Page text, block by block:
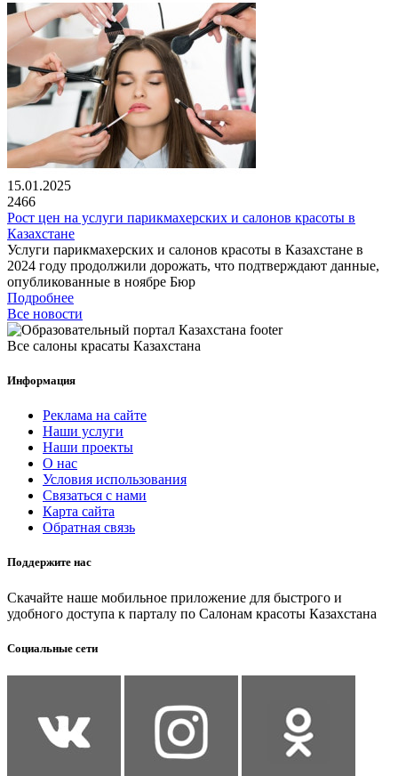
15.01.2025
2466
Рост цен на услуги парикмахерских и салонов красоты в
Казахстане
Услуги парикмахерских и салонов красоты в Казахстане в
2024 году продолжили дорожать, что подтверждают данные,
опубликованные в ноябре Бюр
Подробнее
Все новости
Все салоны красаты Казахстана
Информация
Реклама на сайте
Наши услуги
Наши проекты
О нас
Условия использования
Связаться с нами
Карта сайта
Обратная связь
Поддержите нас
Скачайте наше мобильное приложение для быстрого и
удобного доступа к парталу по Салонам красоты Казахстана
Социальные сети